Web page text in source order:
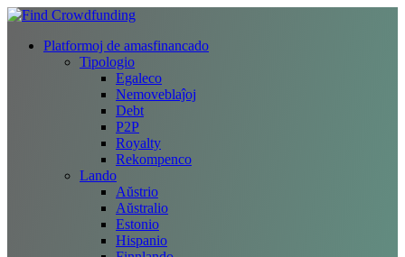
Platformoj de amasfinancado
Tipologio
Egaleco
Nemoveblaĵoj
Debt
P2P
Royalty
Rekompenco
Lando
Aŭstrio
Aŭstralio
Estonio
Hispanio